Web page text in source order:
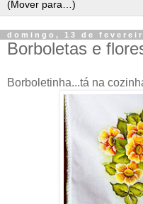
domingo, 13 de
Borboletas e
Borboletinha...tá na